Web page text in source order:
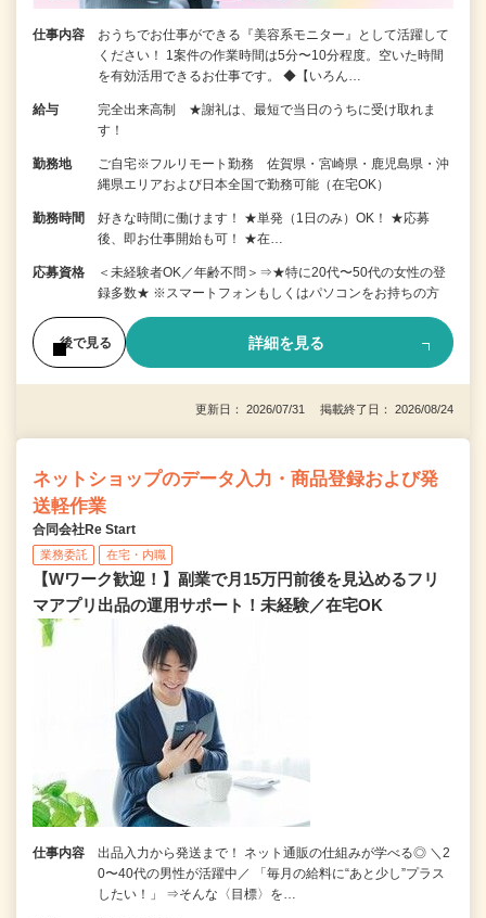
仕事内容
おうちでお仕事ができる『美容系モニター』として活躍して
ください！ 1案件の作業時間は5分〜10分程度。空いた時間
を有効活用できるお仕事です。 ◆【いろん…
給与
完全出来高制 ★謝礼は、最短で当日のうちに受け取れま
す！
勤務地
ご自宅※フルリモート勤務 佐賀県・宮崎県・鹿児島県・沖
縄県エリアおよび日本全国で勤務可能（在宅OK）
勤務時間
好きな時間に働けます！ ★単発（1日のみ）OK！ ★応募
後、即お仕事開始も可！ ★在…
応募資格
＜未経験者OK／年齢不問＞⇒★特に20代〜50代の女性の登
録多数★ ※スマートフォンもしくはパソコンをお持ちの方
後で見る 詳細を見る
更新日： 2026/07/31 掲載終了日： 2026/08/24
ネットショップのデータ入力・商品登録および発
送軽作業
合同会社Re Start
業務委託 在宅・内職
【Wワーク歓迎！】副業で月15万円前後を見込めるフリ
マアプリ出品の運用サポート！未経験／在宅OK
仕事内容
出品入力から発送まで！ ネット通販の仕組みが学べる◎ ＼2
0〜40代の男性が活躍中／ 「毎月の給料に“あと少し”プラス
したい！」 ⇒そんな〈目標〉を…